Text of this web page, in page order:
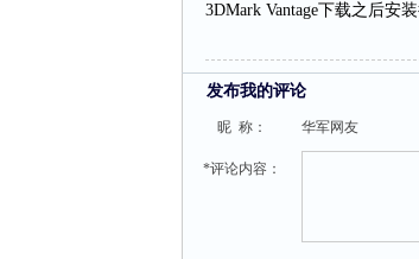
3DMark Vantage下载之后安
发布我的评论
昵 称： 华军网友
*评论内容：